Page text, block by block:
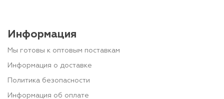
Информация
Мы готовы к оптовым поставкам
Информация о доставке
Политика безопасности
Информация об оплате